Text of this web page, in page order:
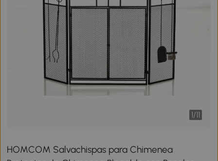
1/11
HOMCOM Salvachispas para Chimenea